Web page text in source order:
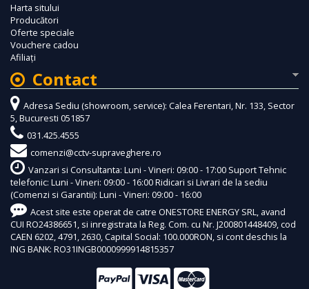
Harta sitului
Producători
Oferte speciale
Vouchere cadou
Afiliaţi
Contact
Adresa Sediu (showroom, service): Calea Ferentari, Nr. 133, Sector
5, Bucuresti 051857
031.425.4555
comenzi@cctv-supraveghere.ro
Vanzari si Consultanta: Luni - Vineri: 09:00 - 17:00 Suport Tehnic
telefonic: Luni - Vineri: 09:00 - 16:00 Ridicari si Livrari de la sediu
(Comenzi si Garantii): Luni - Vineri: 09:00 - 16:00
Acest site este operat de catre ONESTORE ENERGY SRL, avand
CUI RO24386651, si inregistrata la Reg. Com. cu Nr. J200801448409, cod
CAEN 6202, 4791, 2630, Capital Social: 100.000RON, si cont deschis la
ING BANK: RO31INGB0000999914815357